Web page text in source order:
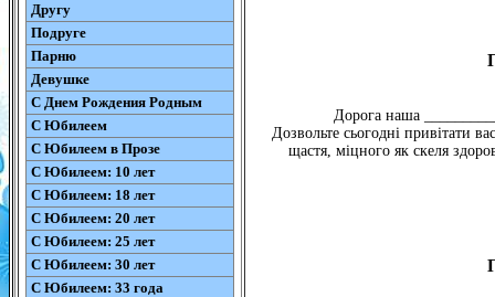
Другу
Подруге
Парню
Девушке
С Днем Рождения Родным
С Юбилеем
С Юбилеем в Прозе
С Юбилеем: 10 лет
С Юбилеем: 18 лет
С Юбилеем: 20 лет
С Юбилеем: 25 лет
С Юбилеем: 30 лет
С Юбилеем: 33 года
Дорога наша
Дозвольте сьогодні привітати
щастя, міцного як скеля